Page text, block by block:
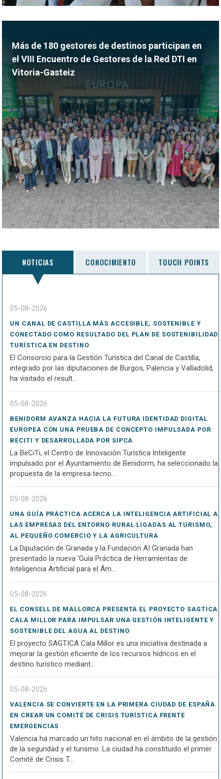
Más de 180 gestores de destinos participan en
el VIII Encuentro de Gestores de la Red DTI en
Vitoria-Gasteiz
NOTICIAS CONOCIMIENTO TOUCH POINTS
05-08-2026
UN CANAL DE CASTILLA MÁS ACCESIBLE, SOSTENIBLE Y
CONECTADO COMO RESULTADO DEL PLAN DE SOSTENIBILIDAD
TURÍSTICA EN DESTINO
El Consorcio para la Gestión Turística del Canal de Castilla,
integrado por las diputaciones de Burgos, Palencia y Valladolid,
ha visitado el result...
05-08-2026
BENIDORM AVANZA HACIA LA FUTURA IDENTIDAD DIGITAL
EUROPEA CON UNA PRUEBA DE CONCEPTO IMPULSADA POR
BECITI Y DESARROLLADA POR SIPCA
La BeCiTi, el Centro de Innovación Turística Inteligente
impulsado por el Ayuntamiento de Benidorm, ha seleccionado la
propuesta de la empresa tecno...
05-08-2026
UNA GUÍA PRÁCTICA ACERCA LA INTELIGENCIA ARTIFICIAL A
LAS EMPRESAS DEL ENTORNO RURAL LIGADAS AL TURISMO,
AL PEQUEÑO COMERCIO Y LA AGRICULTURA
La Diputación de Granada y la Fundación AI Granada han
presentado la nueva ‘Guía Práctica de Herramientas de
Inteligencia Artificial para el Ám...
05-08-2026
EL CONSELL DE MALLORCA PRESENTA EL PROYECTO SAGTICA
CALA MILLOR PARA IMPULSAR UNA GESTIÓN INTELIGENTE Y
SOSTENIBLE DEL AGUA AL DESTINO
El proyecto SAGTICA Cala Millor es una iniciativa destinada a
mejorar la gestión eficiente de los recursos hídricos en el
destino turístico mediant...
05-08-2026
VALENCIA SE CONVIERTE EN LA PRIMERA CIUDAD DE ESPAÑA
EN CREAR UN COMITÉ DE CRISIS TURÍSTICA FRENTE
EMERGENCIAS
Valencia ha marcado un hito nacional en el ámbito de la gestión
de la seguridad y el turismo. La ciudad ha constituido el primer
Comité de Crisis T...